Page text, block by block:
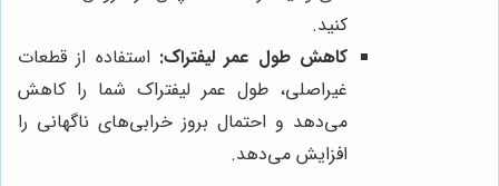
کنید.
کاهش طول عمر لیفتراک: استفاده از قطعات
غیراصلی، طول عمر لیفتراک شما را کاهش
می‌دهد و احتمال بروز خرابی‌های ناگهانی را
افزایش می‌دهد.